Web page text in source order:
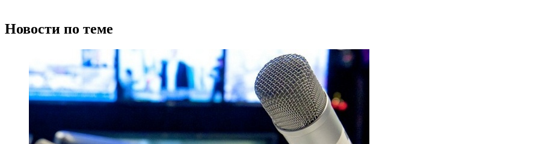
Новости по теме